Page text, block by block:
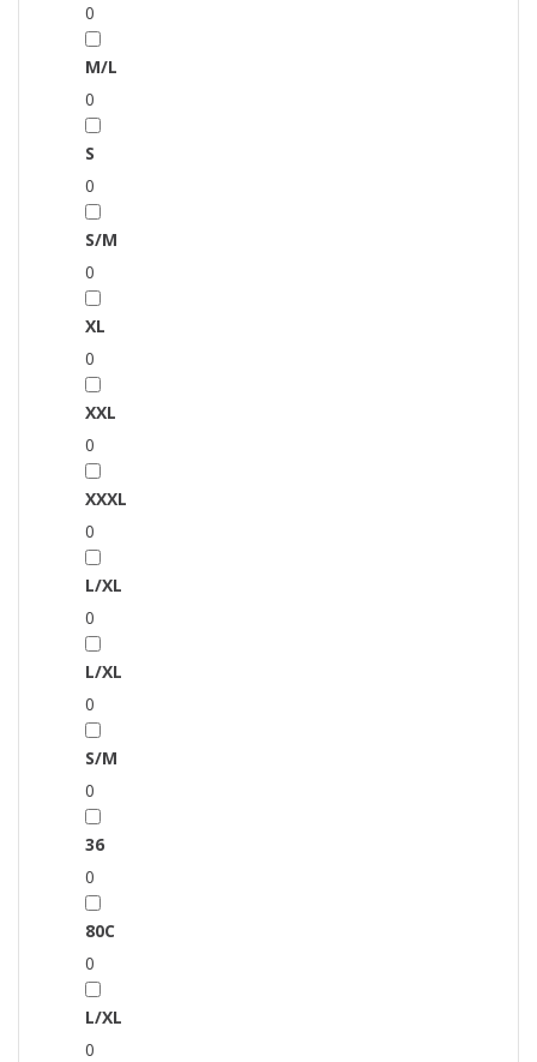
0
M/L
0
S
0
S/M
0
XL
0
XXL
0
XXXL
0
L/XL
0
L/XL
0
S/M
0
36
0
80C
0
L/XL
0